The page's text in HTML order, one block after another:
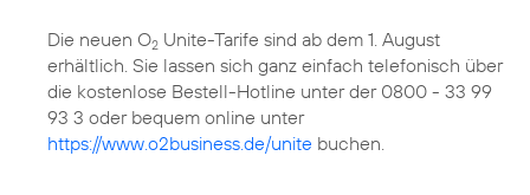
Die neuen O2 Unite-Tarife sind ab dem 1. August
erhältlich. Sie lassen sich ganz einfach telefonisch über
die kostenlose Bestell-Hotline unter der 0800 - 33 99
93 3 oder bequem online unter
https://www.o2business.de/unite buchen.